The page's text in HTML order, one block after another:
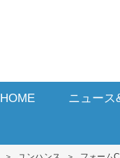
HOME ニュース